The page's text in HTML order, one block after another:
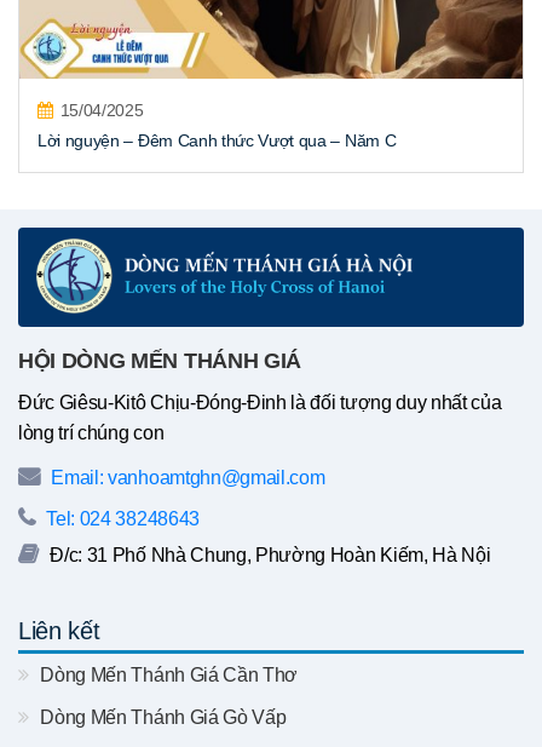
15/04/2025
Lời nguyện – Đêm Canh thức Vượt qua – Năm C
HỘI DÒNG MẾN THÁNH GIÁ
Đức Giêsu-Kitô Chịu-Đóng-Đinh là đối tượng duy nhất của
lòng trí chúng con
Email: vanhoamtghn@gmail.com
Tel: 024 38248643
Đ/c: 31 Phố Nhà Chung, Phường Hoàn Kiếm, Hà Nội
Liên kết
Dòng Mến Thánh Giá Cần Thơ
Dòng Mến Thánh Giá Gò Vấp